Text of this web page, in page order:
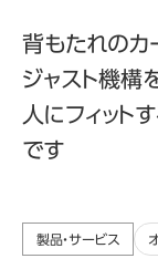
背もたれのカ
ジャスト機構
人にフィット
です
製品・サービス